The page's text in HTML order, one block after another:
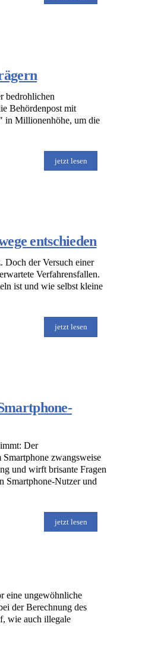
bedrohlichen
Behördenpost mit
in Millionenhöhe, um die
jetzt lesen
entschieden
der Versuch einer
Verfahrensfallen.
ist und wie selbst kleine
jetzt lesen
Der
zwangsweise
und wirft brisante Fragen
Smartphone-Nutzer und
jetzt lesen
eine ungewöhnliche
der Berechnung des
wie auch illegale